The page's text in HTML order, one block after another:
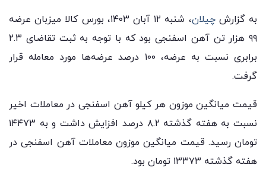
به گزارشچیلان
، شنبه ۱۲ آبان ۱۴۰۳، بورس کالا میزبان عرضه
۹۹ هزار تن آهن اسفنجی بود که با توجه به ثبت تقاضای ۲.۳
برابری نسبت به عرضه، ۱۰۰ درصد عرضه‌ها مورد معامله قرار
گرفت.
قیمت میانگین موزون هر کیلو آهن اسفنجی در معاملات اخیر
نسبت به هفته گذشته ۸.۲ درصد افزایش داشت و به ۱۴۴۷۳
تومان رسید. قیمت میانگین موزون معاملات آهن اسفنجی در
هفته گذشته ۱۳۳۷۳ تومان بود.